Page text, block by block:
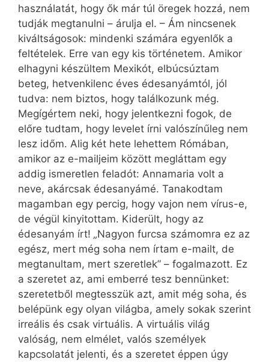
használatát, hogy ők már túl öregek hozzá, nem
tudják megtanulni – árulja el. – Ám nincsenek
kiváltságosok: mindenki számára egyenlők a
feltételek. Erre van egy kis történetem. Amikor
elhagyni készültem Mexikót, elbúcsúztam
beteg, hetvenkilenc éves édesanyámtól, jól
tudva: nem biztos, hogy találkozunk még.
Megígértem neki, hogy jelentkezni fogok, de
előre tudtam, hogy levelet írni valószínűleg nem
lesz időm. Alig két hete lehettem Rómában,
amikor az e-mailjeim között megláttam egy
addig ismeretlen feladót: Annamaria volt a
neve, akárcsak édesanyámé. Tanakodtam
magamban egy percig, hogy vajon nem vírus-e,
de végül kinyitottam. Kiderült, hogy az
édesanyám írt! „Nagyon furcsa számomra ez az
egész, mert még soha nem írtam e-mailt, de
megtanultam, mert szeretlek” – fogalmazott. Ez
a szeretet az, ami emberré tesz bennünket:
szeretetből megtesszük azt, amit még soha, és
belépünk egy olyan világba, amely sokak szerint
irreális és csak virtuális. A virtuális világ
valóság, nem elmélet, valós személyek
kapcsolatát jelenti, és a szeretet éppen úgy